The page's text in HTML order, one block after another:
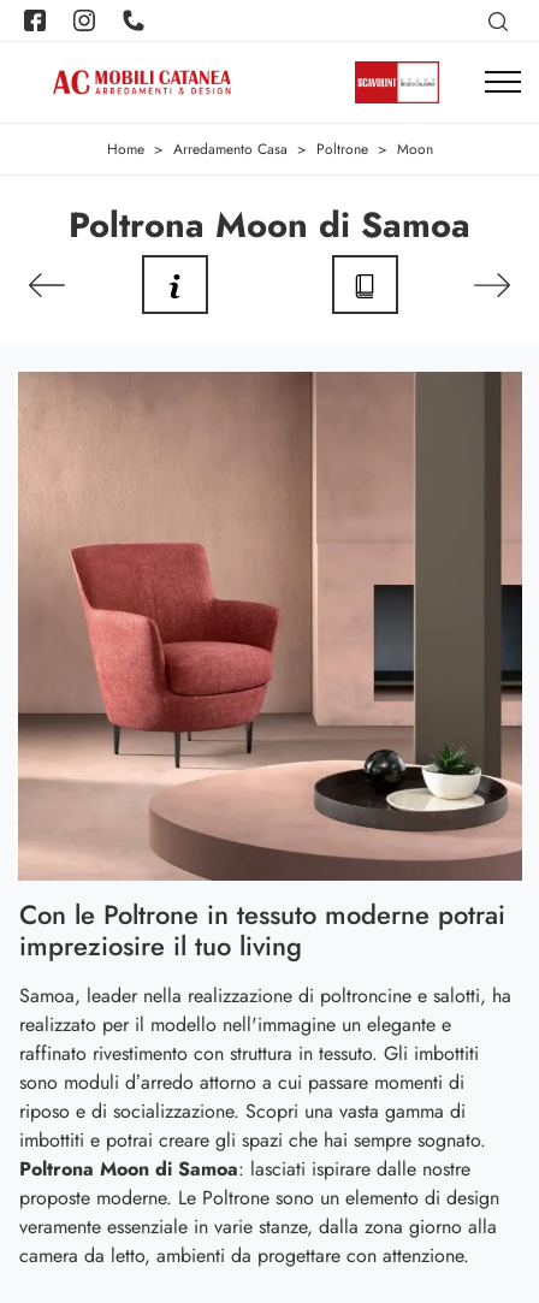
Home > Arredamento Casa > Poltrone > Moon
Poltrona Moon di Samoa
Con le Poltrone in tessuto moderne potrai
impreziosire il tuo living
Samoa, leader nella realizzazione di poltroncine e salotti, ha
realizzato per il modello nell'immagine un elegante e
raffinato rivestimento con struttura in tessuto. Gli imbottiti
sono moduli d’arredo attorno a cui passare momenti di
riposo e di socializzazione. Scopri una vasta gamma di
imbottiti e potrai creare gli spazi che hai sempre sognato.
Poltrona Moon di Samoa: lasciati ispirare dalle nostre
proposte moderne. Le Poltrone sono un elemento di design
veramente essenziale in varie stanze, dalla zona giorno alla
camera da letto, ambienti da progettare con attenzione.